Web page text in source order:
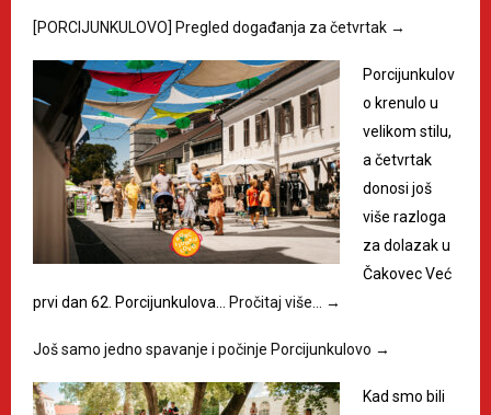
[PORCIJUNKULOVO] Pregled događanja za četvrtak →
Porcijunkulov
o krenulo u
velikom stilu,
a četvrtak
donosi još
više razloga
za dolazak u
Čakovec Već
prvi dan 62. Porcijunkulova… Pročitaj više… →
Još samo jedno spavanje i počinje Porcijunkulovo →
Kad smo bili